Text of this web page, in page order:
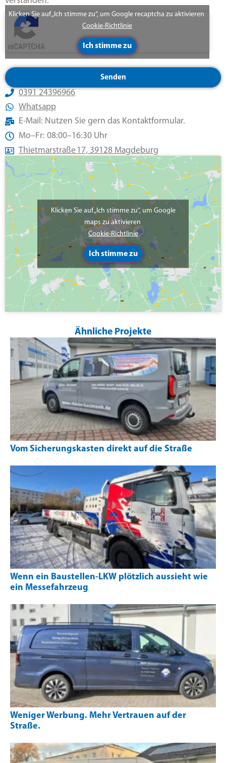
Klicken Sie auf „Ich stimme zu“, um Google recaptcha zu aktivieren
Cookie-Richtlinie
Ich stimme zu
Senden
0391 24396966
Whatsapp
E-Mail: Nutzen Sie gern das Kontaktformular.
Mo–Fr: 08:00–16:30 Uhr
Thietmarstraße 17, 39128 Magdeburg
Klicken Sie auf „Ich stimme zu“, um Google
maps zu aktivieren
Cookie-Richtlinie
Ich stimme zu
Ähnliche Projekte
Vom Sicherungskasten direkt auf die Straße
Wenn ein Baustellen-LKW plötzlich aussieht wie
ein Messefahrzeug
Weniger Werbung. Mehr Vertrauen auf der
Straße.